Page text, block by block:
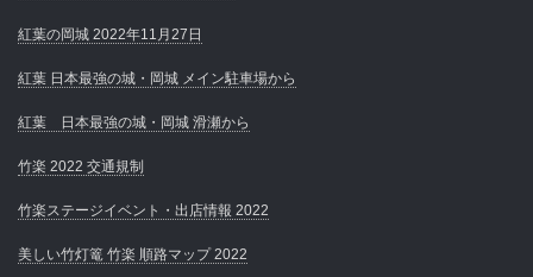
紅葉の岡城 2022年11月27日
紅葉 日本最強の城・岡城 メイン駐車場から
紅葉 日本最強の城・岡城 滑瀬から
竹楽 2022 交通規制
竹楽ステージイベント・出店情報 2022
美しい竹灯篭 竹楽 順路マップ 2022